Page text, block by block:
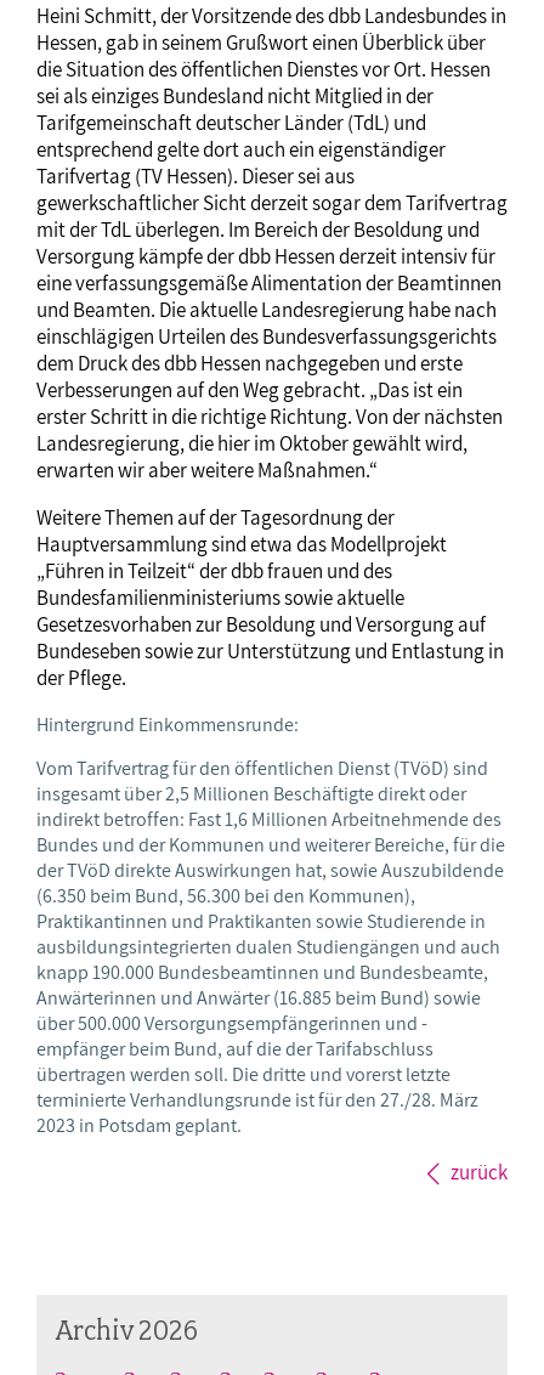
Heini Schmitt, der Vorsitzende des dbb Landesbundes in
Hessen, gab in seinem Grußwort einen Überblick über
die Situation des öffentlichen Dienstes vor Ort. Hessen
sei als einziges Bundesland nicht Mitglied in der
Tarifgemeinschaft deutscher Länder (TdL) und
entsprechend gelte dort auch ein eigenständiger
Tarifvertag (TV Hessen). Dieser sei aus
gewerkschaftlicher Sicht derzeit sogar dem Tarifvertrag
mit der TdL überlegen. Im Bereich der Besoldung und
Versorgung kämpfe der dbb Hessen derzeit intensiv für
eine verfassungsgemäße Alimentation der Beamtinnen
und Beamten. Die aktuelle Landesregierung habe nach
einschlägigen Urteilen des Bundesverfassungsgerichts
dem Druck des dbb Hessen nachgegeben und erste
Verbesserungen auf den Weg gebracht. „Das ist ein
erster Schritt in die richtige Richtung. Von der nächsten
Landesregierung, die hier im Oktober gewählt wird,
erwarten wir aber weitere Maßnahmen.“
Weitere Themen auf der Tagesordnung der
Hauptversammlung sind etwa das Modellprojekt
„Führen in Teilzeit“ der dbb frauen und des
Bundesfamilienministeriums sowie aktuelle
Gesetzesvorhaben zur Besoldung und Versorgung auf
Bundeseben sowie zur Unterstützung und Entlastung in
der Pflege.
Hintergrund Einkommensrunde:
Vom Tarifvertrag für den öffentlichen Dienst (TVöD) sind
insgesamt über 2,5 Millionen Beschäftigte direkt oder
indirekt betroffen: Fast 1,6 Millionen Arbeitnehmende des
Bundes und der Kommunen und weiterer Bereiche, für die
der TVöD direkte Auswirkungen hat, sowie Auszubildende
(6.350 beim Bund, 56.300 bei den Kommunen),
Praktikantinnen und Praktikanten sowie Studierende in
ausbildungsintegrierten dualen Studiengängen und auch
knapp 190.000 Bundesbeamtinnen und Bundesbeamte,
Anwärterinnen und Anwärter (16.885 beim Bund) sowie
über 500.000 Versorgungsempfängerinnen und -
empfänger beim Bund, auf die der Tarifabschluss
übertragen werden soll. Die dritte und vorerst letzte
terminierte Verhandlungsrunde ist für den 27./28. März
2023 in Potsdam geplant.
zurück
Archiv 2026